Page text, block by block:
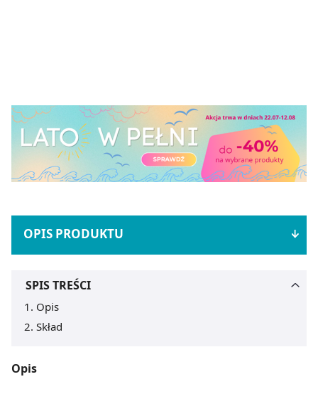
OPIS PRODUKTU
SPIS TREŚCI
Opis
Skład
Opis